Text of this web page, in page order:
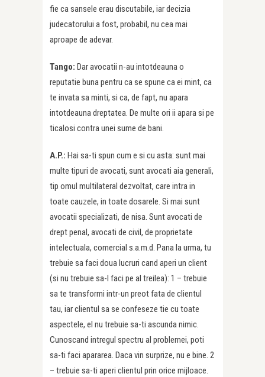
fie ca sansele erau discutabile, iar decizia
judecatorului a fost, probabil, nu cea mai
aproape de adevar.
Tango: Dar avocatii n-au intotdeauna o
reputatie buna pentru ca se spune ca ei mint, ca
te invata sa minti, si ca, de fapt, nu apara
intotdeauna dreptatea. De multe ori ii apara si pe
ticalosi contra unei sume de bani.
A.P.: Hai sa-ti spun cum e si cu asta: sunt mai
multe tipuri de avocati, sunt avocati aia generali,
tip omul multilateral dezvoltat, care intra in
toate cauzele, in toate dosarele. Si mai sunt
avocatii specializati, de nisa. Sunt avocati de
drept penal, avocati de civil, de proprietate
intelectuala, comercial s.a.m.d. Pana la urma, tu
trebuie sa faci doua lucruri cand aperi un client
(si nu trebuie sa-l faci pe al treilea): 1 – trebuie
sa te transformi intr-un preot fata de clientul
tau, iar clientul sa se confeseze tie cu toate
aspectele, el nu trebuie sa-ti ascunda nimic.
Cunoscand intregul spectru al problemei, poti
sa-ti faci apararea. Daca vin surprize, nu e bine. 2
– trebuie sa-ti aperi clientul prin orice mijloace.